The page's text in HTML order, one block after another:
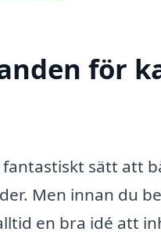
för
sätt att
Men innan du
en bra idé att